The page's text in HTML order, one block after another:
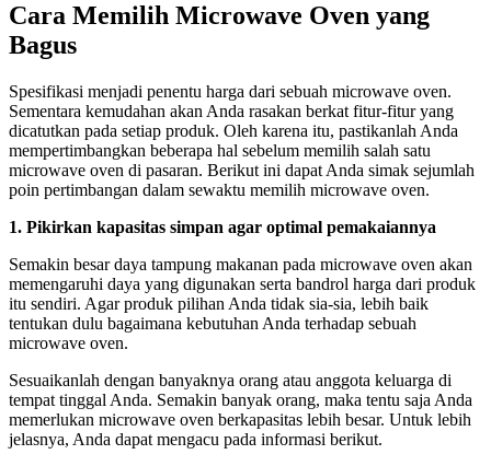
Cara Memilih Microwave Oven yang
Bagus
Spesifikasi menjadi penentu harga dari sebuah microwave oven.
Sementara kemudahan akan Anda rasakan berkat fitur-fitur yang
dicatutkan pada setiap produk. Oleh karena itu, pastikanlah Anda
mempertimbangkan beberapa hal sebelum memilih salah satu
microwave oven di pasaran. Berikut ini dapat Anda simak sejumlah
poin pertimbangan dalam sewaktu memilih microwave oven.
1. Pikirkan kapasitas simpan agar optimal pemakaiannya
Semakin besar daya tampung makanan pada microwave oven akan
memengaruhi daya yang digunakan serta bandrol harga dari produk
itu sendiri. Agar produk pilihan Anda tidak sia-sia, lebih baik
tentukan dulu bagaimana kebutuhan Anda terhadap sebuah
microwave oven.
Sesuaikanlah dengan banyaknya orang atau anggota keluarga di
tempat tinggal Anda. Semakin banyak orang, maka tentu saja Anda
memerlukan microwave oven berkapasitas lebih besar. Untuk lebih
jelasnya, Anda dapat mengacu pada informasi berikut.